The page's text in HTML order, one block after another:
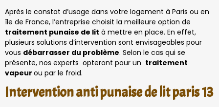
Après le constat d’usage dans votre logement à Paris ou en
île de France, l’entreprise choisit la meilleure option de
traitement punaise de lit à mettre en place. En effet,
plusieurs solutions d’intervention sont envisageables pour
vous débarrasser du problème. Selon le cas qui se
présente, nos experts opteront pour un traitement
vapeur ou par le froid.
Intervention anti punaise de lit paris 13